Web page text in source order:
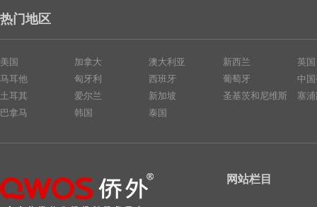
热门地区
美国
马耳他
土耳其
巴拿马
加拿大
匈牙利
爱尔兰
韩国
澳大利亚
西班牙
新加坡
泰国
新西兰
葡萄牙
圣基茨和尼维斯
英国
中
塞
网站栏目